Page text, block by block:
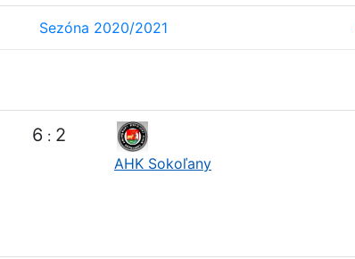
Sezóna 2020/2021
6 : 2
AHK Sokoľany